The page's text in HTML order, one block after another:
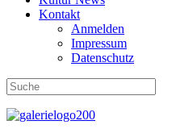
Kontakt
Anmelden
Impressum
Datenschutz